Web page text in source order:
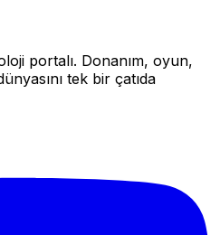
portalı. Donanım, oyun,
tek bir çatıda